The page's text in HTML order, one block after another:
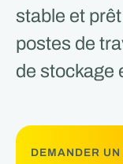
stable et
postes de
de stockage
DEMANDER UN